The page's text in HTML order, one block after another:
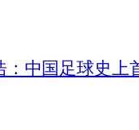
：中国足球史上